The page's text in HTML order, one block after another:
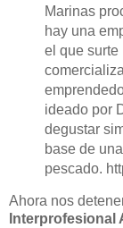
Marinas
hay una
el que surte
ideado por
degustar
base de
pescado.
Ahora nos
Interprofesional